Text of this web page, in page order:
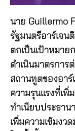
นาย Guillermo
รัฐมนตรีอาร์เจน
ตกเป็นเป้าหมาย
ดำเนินมาตรการ
สถานทูตของอาร์
ความรุนแรงที่เพิ่
ทำเนียบประธาน
เพิ่มความเข้มงว